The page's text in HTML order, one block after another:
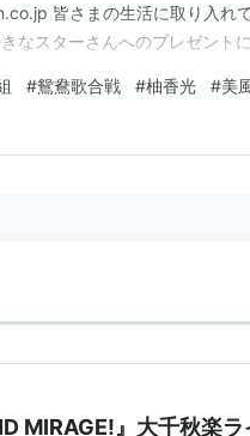
皆さまの生活に取り入れ
なスターさんへのプレゼント
んとあおいちゃんこそが責任
#鴛鴦歌合戦 #柚香光 #美
MIRAGE!』大千秋楽